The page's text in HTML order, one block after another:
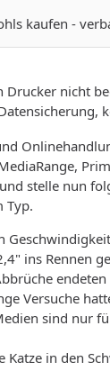
kaufen -
Drucker nicht
stelle nun
Typ.
ins Rennen
Versuche
sind nur
Katze in den